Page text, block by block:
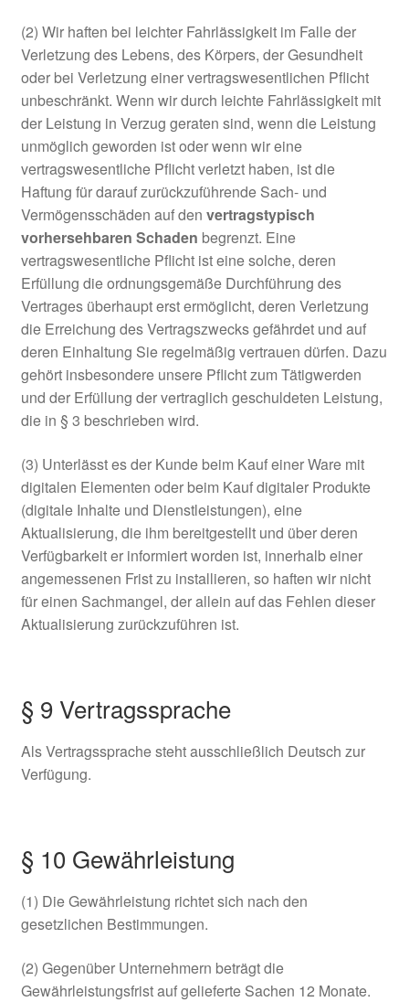
(2) Wir haften bei leichter Fahrlässigkeit im Falle der
Verletzung des Lebens, des Körpers, der Gesundheit
oder bei Verletzung einer vertragswesentlichen Pflicht
unbeschränkt. Wenn wir durch leichte Fahrlässigkeit mit
der Leistung in Verzug geraten sind, wenn die Leistung
unmöglich geworden ist oder wenn wir eine
vertragswesentliche Pflicht verletzt haben, ist die
Haftung für darauf zurückzuführende Sach- und
Vermögensschäden auf den vertragstypisch
vorhersehbaren Schaden begrenzt. Eine
vertragswesentliche Pflicht ist eine solche, deren
Erfüllung die ordnungsgemäße Durchführung des
Vertrages überhaupt erst ermöglicht, deren Verletzung
die Erreichung des Vertragszwecks gefährdet und auf
deren Einhaltung Sie regelmäßig vertrauen dürfen. Dazu
gehört insbesondere unsere Pflicht zum Tätigwerden
und der Erfüllung der vertraglich geschuldeten Leistung,
die in § 3 beschrieben wird.
(3) Unterlässt es der Kunde beim Kauf einer Ware mit
digitalen Elementen oder beim Kauf digitaler Produkte
(digitale Inhalte und Dienstleistungen), eine
Aktualisierung, die ihm bereitgestellt und über deren
Verfügbarkeit er informiert worden ist, innerhalb einer
angemessenen Frist zu installieren, so haften wir nicht
für einen Sachmangel, der allein auf das Fehlen dieser
Aktualisierung zurückzuführen ist.
§ 9 Vertragssprache
Als Vertragssprache steht ausschließlich Deutsch zur
Verfügung.
§ 10 Gewährleistung
(1) Die Gewährleistung richtet sich nach den
gesetzlichen Bestimmungen.
(2) Gegenüber Unternehmern beträgt die
Gewährleistungsfrist auf gelieferte Sachen 12 Monate.